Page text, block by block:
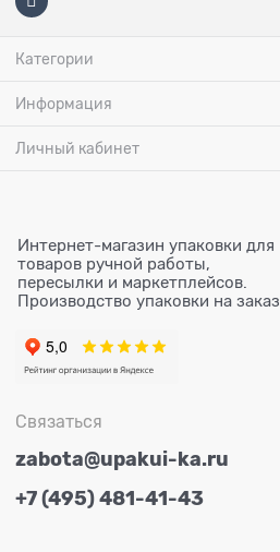
Категории
Информация
Личный кабинет
Интернет-магазин упаковки для
товаров ручной работы,
пересылки и маркетплейсов.
Производство упаковки на заказ.
Связаться
zabota@upakui-ka.ru
+7 (495) 481-41-43